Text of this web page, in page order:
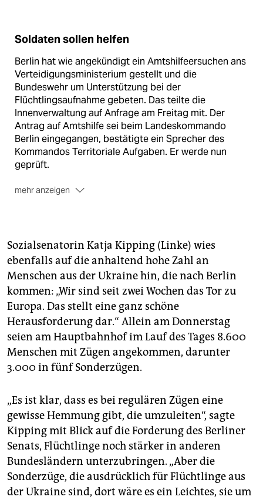
Soldaten sollen helfen
Berlin hat wie angekündigt ein Amtshilfeersuchen ans
Verteidigungsministerium gestellt und die
Bundeswehr um Unterstützung bei der
Flüchtlingsaufnahme gebeten. Das teilte die
Innenverwaltung auf Anfrage am Freitag mit. Der
Antrag auf Amtshilfe sei beim Landeskommando
Berlin eingegangen, bestätigte ein Sprecher des
Kommandos Territoriale Aufgaben. Er werde nun
geprüft.
mehr anzeigen
Mittwochabend nach einer Sondersitzung des Senats
in Aussicht gestellt. Berlin sei in einer Notlage, hatte
Innensenatorin Iris Spranger (beide SPD) erklärt. Sie
sprach von etwa 40 Helfenden, die vielleicht benötigt
würden.
Das Hilfegesuch stößt teils auf Kritik. So hatte etwa
Marie-Agnes Strack-Zimmermann, FDP-
Bundestagsabgeordnete und Vorsitzende des
Verteidigungsausschusses im Bundestag, am
Donnerstag bei Twitter geschrieben: „Damit muss
endlich mal Schluss sein. Die #Bundeswehr ist kein
Bundeswehr für ihre Kernaufgaben gebraucht. „Nicht
nur Berlin muss mal aus der Gemütlichkeit
rauskommen. Für sowas gibt es u.a. zivilen
Katastrophenschutz.“ (dpa)
Sozialsenatorin Katja Kipping (Linke) wies
ebenfalls auf die anhaltend hohe Zahl an
Menschen aus der Ukraine hin, die nach Berlin
kommen: „Wir sind seit zwei Wochen das Tor zu
Europa. Das stellt eine ganz schöne
Herausforderung dar.“ Allein am Donnerstag
seien am Hauptbahnhof im Lauf des Tages 8.600
Menschen mit Zügen angekommen, darunter
3.000 in fünf Sonderzügen.
„Es ist klar, dass es bei regulären Zügen eine
gewisse Hemmung gibt, die umzuleiten“, sagte
Kipping mit Blick auf die Forderung des Berliner
Senats, Flüchtlinge noch stärker in anderen
Bundesländern unterzubringen. „Aber die
Sonderzüge, die ausdrücklich für Flüchtlinge aus
der Ukraine sind, dort wäre es ein Leichtes, sie um